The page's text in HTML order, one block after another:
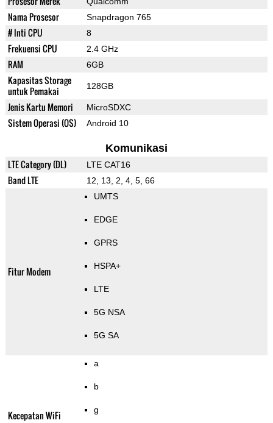
Nama Prosesor Snapdragon 765
# Inti CPU 8
Frekuensi CPU 2.4 GHz
RAM 6GB
Kapasitas Storage
untuk Pemakai
128GB
Jenis Kartu Memori MicroSDXC
Sistem Operasi (OS) Android 10
Komunikasi
LTE Category (DL) LTE CAT16
Band LTE 12, 13, 2, 4, 5, 66
Fitur Modem
UMTS
EDGE
GPRS
HSPA+
LTE
5G NSA
5G SA
Kecepatan WiFi
a
b
g